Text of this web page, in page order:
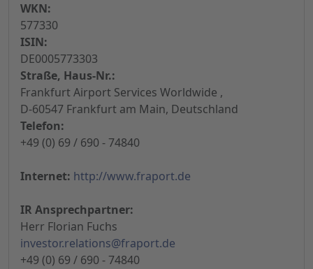
WKN:
577330
ISIN:
DE0005773303
Straße, Haus-Nr.:
Frankfurt Airport Services Worldwide ,
D-60547 Frankfurt am Main, Deutschland
Telefon:
+49 (0) 69 / 690 - 74840
Internet: http://www.fraport.de
IR Ansprechpartner:
Herr Florian Fuchs
investor.relations@fraport.de
+49 (0) 69 / 690 - 74840